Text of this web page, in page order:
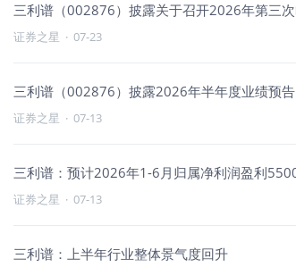
三利谱（002876）披露关于召开2026年第三
证券之星 · 07-23
三利谱（002876）披露2026年半年度业绩预
证券之星 · 07-13
三利谱：预计2026年1-6月归属净利润盈利
证券之星 · 07-13
三利谱：上半年行业整体景气度回升